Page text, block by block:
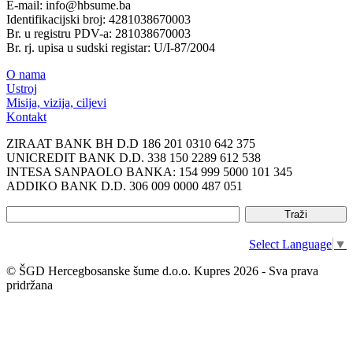
E-mail: info@hbsume.ba
Identifikacijski broj: 4281038670003
Br. u registru PDV-a: 281038670003
Br. rj. upisa u sudski registar: U/I-87/2004
O nama
Ustroj
Misija, vizija, ciljevi
Kontakt
ZIRAAT BANK BH D.D 186 201 0310 642 375
UNICREDIT BANK D.D. 338 150 2289 612 538
INTESA SANPAOLO BANKA: 154 999 5000 101 345
ADDIKO BANK D.D. 306 009 0000 487 051
Select Language ▼
© ŠGD Hercegbosanske šume d.o.o. Kupres 2026 - Sva prava
pridržana